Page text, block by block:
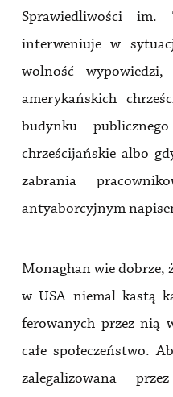
Sprawiedliwości im.
interweniuje w
wolność
amerykańskich
budynku
chrześcijańskie albo
zabrania
antyaborcyjnym
Monaghan wie dobrze,
w USA niemal kastą
ferowanych przez nią
całe społeczeństwo.
zalegalizowana